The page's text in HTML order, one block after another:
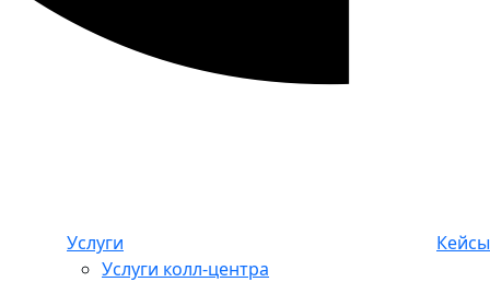
Услуги
Услуги колл-центра
Кейсы